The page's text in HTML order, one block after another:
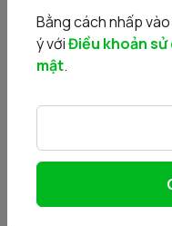
Bằng cách nhấp
ý vớiĐiều khoản sử
mật.